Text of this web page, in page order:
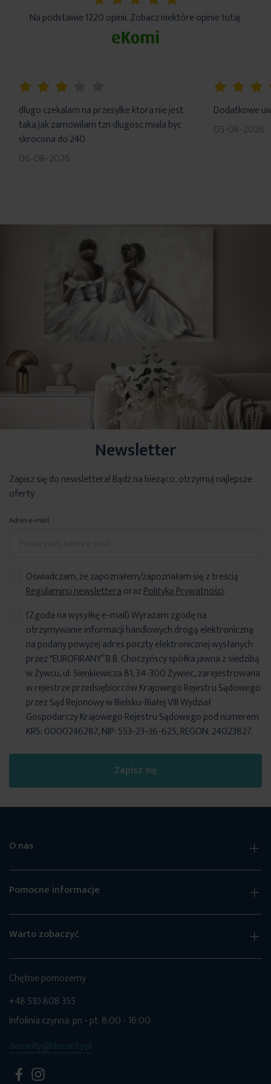
5%
Na podstawie 1220 opinii. Zobacz niektóre opinie tutaj.
dlugo czekalam na przesylke ktora nie jest
taka jak zamowilam tzn dlugosc miala byc
skrocona do 240
06-08-2026
Dodatkowe
05-08-2026
Newsletter
Zapisz się do newslettera! Bądź na bieżąco, otrzymuj najlepsze
oferty
Adres e-mail
Oświadczam, że zapoznałem/zapoznałam się z treścią
Regulaminu newsletteraorazPolityką Prywatności.
Zapisz się
(Zgoda na wysyłkę e-mail) Wyrażam zgodę na
otrzymywanie informacji handlowych drogą elektroniczną
na podany powyżej adres poczty elektronicznej wysłanych
przez "EUROFIRANY” B.B. Choczyńscy spółka jawna z siedzibą
w Żywcu, ul. Sienkiewicza 81, 34-300 Żywiec, zarejestrowana
w rejestrze przedsiębiorców Krajowego Rejestru Sądowego
przez Sąd Rejonowy w Bielsku-Białej VIII Wydział
Gospodarczy Krajowego Rejestru Sądowego pod numerem
KRS: 0000246287, NIP: 553-23-36-625, REGON: 24023827.
O nas
Pomocne informacje
Warto zobaczyć
Chętnie pomożemy
+48 510 808 355
Infolinia czynna: pn - pt: 8:00 - 16:00
decority@decority.pl